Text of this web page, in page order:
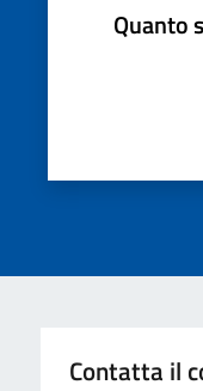
Quanto
Contatta il